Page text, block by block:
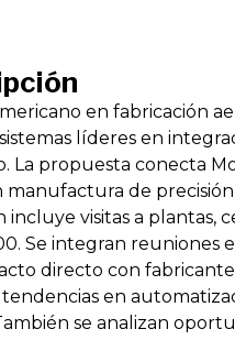
en fabricación
líderes en
La propuesta conecta
de
visitas a plantas,
Se integran reuniones
directo con
en
se analizan